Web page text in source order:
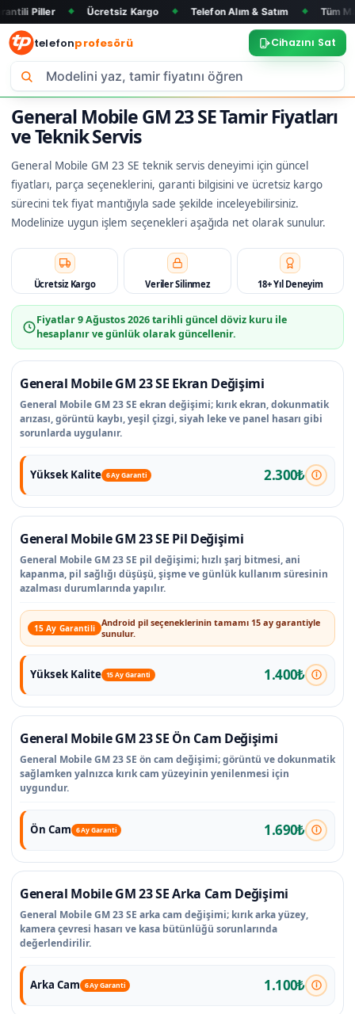
◆ Ücretsiz Kargo ◆ Telefon Alım & Satım ◆ Tüm Marka ve
telefonprofesörü Cihazını Sat
General Mobile GM 23 SE Tamir Fiyatları
ve Teknik Servis
General Mobile GM 23 SE teknik servis deneyimi için güncel
fiyatları, parça seçeneklerini, garanti bilgisini ve ücretsiz kargo
sürecini tek fiyat mantığıyla sade şekilde inceleyebilirsiniz.
Modelinize uygun işlem seçenekleri aşağıda net olarak sunulur.
Ücretsiz Kargo Veriler Silinmez 18+ Yıl Deneyim
Fiyatlar9 Ağustos 2026tarihli güncel döviz kuru ile
hesaplanır ve günlük olarak güncellenir.
General Mobile GM 23 SE Ekran Değişimi
General Mobile GM 23 SE ekran değişimi; kırık ekran, dokunmatik
arızası, görüntü kaybı, yeşil çizgi, siyah leke ve panel hasarı gibi
sorunlarda uygulanır.
Yüksek Kalite 6 Ay Garanti 2.300₺
General Mobile GM 23 SE Pil Değişimi
General Mobile GM 23 SE pil değişimi; hızlı şarj bitmesi, ani
kapanma, pil sağlığı düşüşü, şişme ve günlük kullanım süresinin
azalması durumlarında yapılır.
15 Ay Garantili Android pil seçeneklerinin tamamı 15 ay garantiyle
sunulur.
Yüksek Kalite 15 Ay Garanti 1.400₺
General Mobile GM 23 SE Ön Cam Değişimi
General Mobile GM 23 SE ön cam değişimi; görüntü ve dokunmatik
sağlamken yalnızca kırık cam yüzeyinin yenilenmesi için
uygundur.
Ön Cam 6 Ay Garanti 1.690₺
General Mobile GM 23 SE Arka Cam Değişimi
General Mobile GM 23 SE arka cam değişimi; kırık arka yüzey,
kamera çevresi hasarı ve kasa bütünlüğü sorunlarında
değerlendirilir.
Arka Cam 6 Ay Garanti 1.100₺